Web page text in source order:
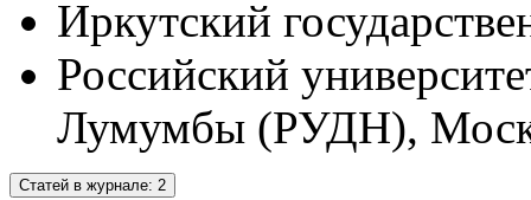
Иркутский
Российский
Лумумбы (РУДН),
Статей в журнале: 2